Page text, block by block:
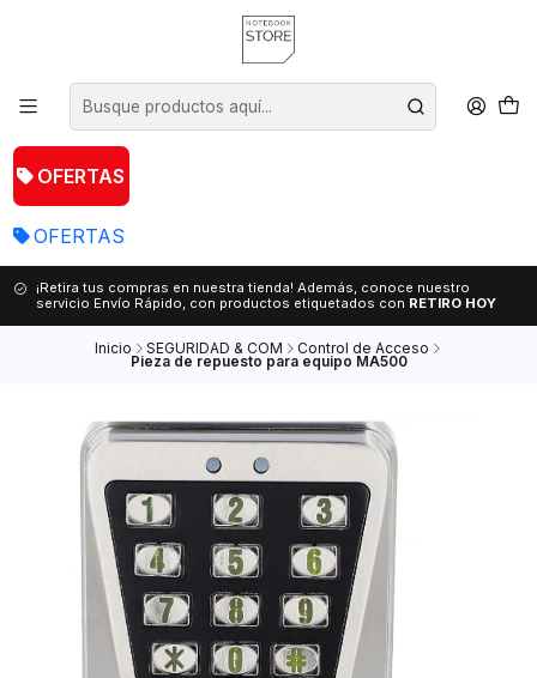
OFERTAS
OFERTAS
¡Retira tus compras en nuestra tienda! Además, conoce nuestro
servicio Envío Rápido, con productos etiquetados con RETIRO HOY
Inicio SEGURIDAD & COM Control de Acceso
Pieza de repuesto para equipo MA500